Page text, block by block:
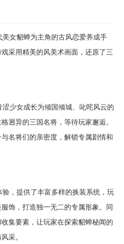
女貂蝉为主角的古风恋爱养成手
采用精美的风美术画面，还原了三
少女成长为倾国倾城、叱咤风云的
迥异的三国名将，等待玩家邂逅。
名将们的亲密度，解锁专属剧情和
，提供了丰富多样的换装系统，玩
饰，打造独一无二的专属形象。同
集要素，让玩家在探索貂蝉秘闻的
采。